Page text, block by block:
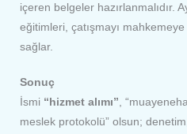
içeren belgeler hazırlanmalıdır.
eğitimleri, çatışmayı
sağlar.
Sonuç
İsmi “hizmet alımı” ,
meslek protokolü” olsun;